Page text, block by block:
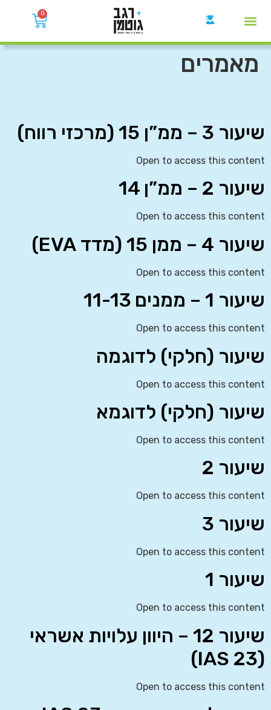
0
מאמרים
שיעור 3 – ממ”ן 15 (מרכזי רווח)
Open to access this content
שיעור 2 – ממ”ן 14
Open to access this content
שיעור 4 – ממן 15 (מדד EVA)
Open to access this content
שיעור 1 – ממנים 11-13
Open to access this content
שיעור (חלקי) לדוגמה
Open to access this content
שיעור (חלקי) לדוגמא
Open to access this content
שיעור 2
Open to access this content
שיעור 3
Open to access this content
שיעור 1
Open to access this content
שיעור 12 – היוון עלויות אשראי
(IAS 23)
Open to access this content